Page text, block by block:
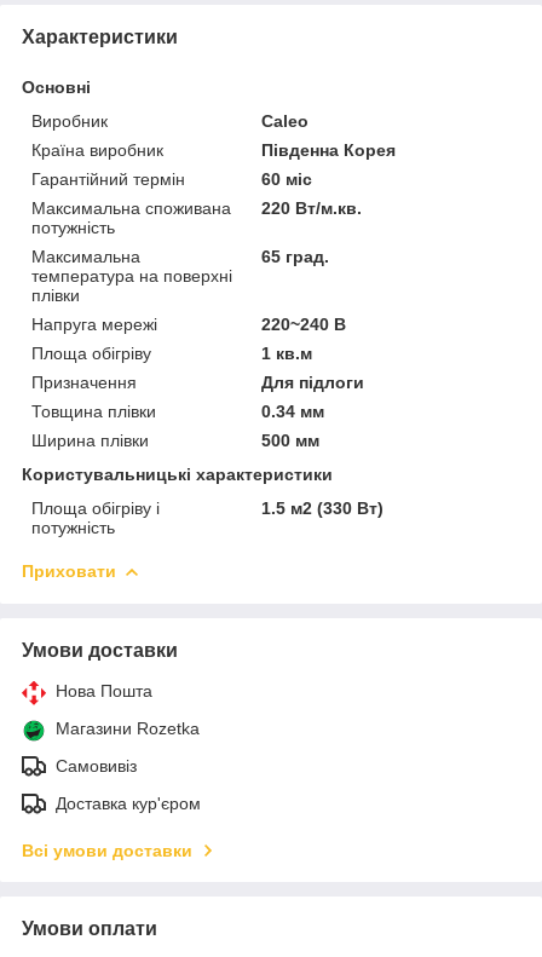
Характеристики
Основні
Виробник
Caleo
Країна виробник
Південна Корея
Гарантійний термін
60 міс
Максимальна споживана
потужність
220 Вт/м.кв.
Максимальна
температура на поверхні
плівки
65 град.
Напруга мережі
220~240 В
Площа обігріву
1 кв.м
Призначення
Для підлоги
Товщина плівки
0.34 мм
Ширина плівки
500 мм
Користувальницькі характеристики
Площа обігріву і
потужність
1.5 м2 (330 Вт)
Приховати
Умови доставки
Нова Пошта
Магазини Rozetka
Самовивіз
Доставка кур'єром
Всі умови доставки
Умови оплати